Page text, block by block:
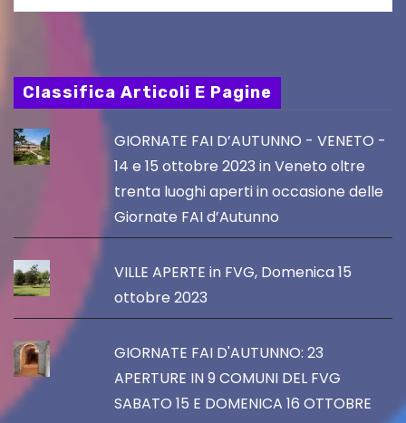
Classifica Articoli E Pagine
GIORNATE FAI D’AUTUNNO - VENETO -
14 e 15 ottobre 2023 in Veneto oltre
trenta luoghi aperti in occasione delle
Giornate FAI d’Autunno
VILLE APERTE in FVG, Domenica 15
ottobre 2023
GIORNATE FAI D'AUTUNNO: 23
APERTURE IN 9 COMUNI DEL FVG
SABATO 15 E DOMENICA 16 OTTOBRE